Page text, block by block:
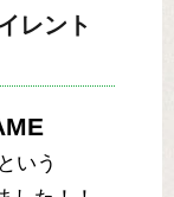
レント
いう